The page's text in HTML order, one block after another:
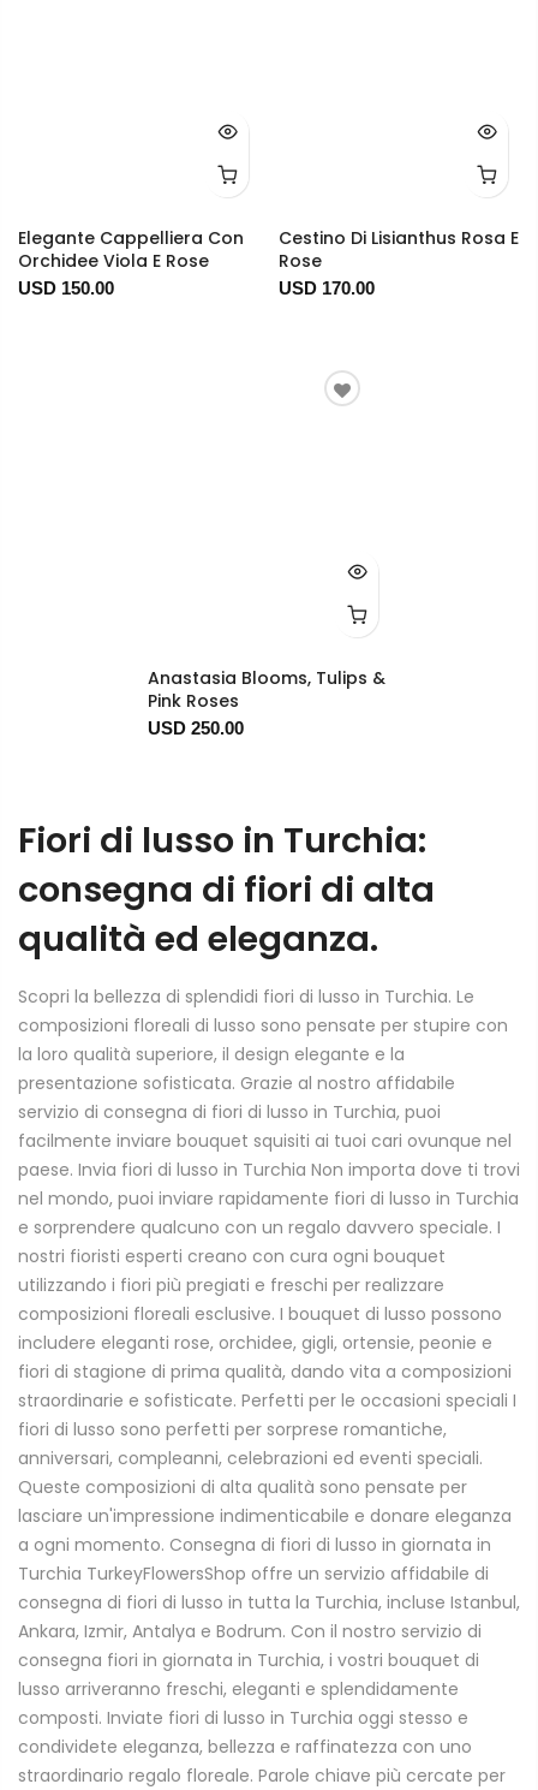
Elegante Cappelliera Con
Orchidee Viola E Rose
USD 150.00
Cestino Di Lisianthus Rosa E
Rose
USD 170.00
Anastasia Blooms, Tulips &
Pink Roses
USD 250.00
Fiori di lusso in Turchia:
consegna di fiori di alta
qualità ed eleganza.
Scopri la bellezza di splendidi fiori di lusso in Turchia. Le
composizioni floreali di lusso sono pensate per stupire con
la loro qualità superiore, il design elegante e la
presentazione sofisticata. Grazie al nostro affidabile
servizio di consegna di fiori di lusso in Turchia, puoi
facilmente inviare bouquet squisiti ai tuoi cari ovunque nel
paese. Invia fiori di lusso in Turchia Non importa dove ti trovi
nel mondo, puoi inviare rapidamente fiori di lusso in Turchia
e sorprendere qualcuno con un regalo davvero speciale. I
nostri fioristi esperti creano con cura ogni bouquet
utilizzando i fiori più pregiati e freschi per realizzare
composizioni floreali esclusive. I bouquet di lusso possono
includere eleganti rose, orchidee, gigli, ortensie, peonie e
fiori di stagione di prima qualità, dando vita a composizioni
straordinarie e sofisticate. Perfetti per le occasioni speciali I
fiori di lusso sono perfetti per sorprese romantiche,
anniversari, compleanni, celebrazioni ed eventi speciali.
Queste composizioni di alta qualità sono pensate per
lasciare un'impressione indimenticabile e donare eleganza
a ogni momento. Consegna di fiori di lusso in giornata in
Turchia TurkeyFlowersShop offre un servizio affidabile di
consegna di fiori di lusso in tutta la Turchia, incluse Istanbul,
Ankara, Izmir, Antalya e Bodrum. Con il nostro servizio di
consegna fiori in giornata in Turchia, i vostri bouquet di
lusso arriveranno freschi, eleganti e splendidamente
composti. Inviate fiori di lusso in Turchia oggi stesso e
condividete eleganza, bellezza e raffinatezza con uno
straordinario regalo floreale. Parole chiave più cercate per